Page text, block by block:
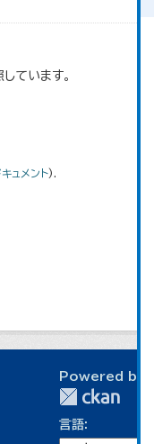
ています。
ュメント).
Powered by
言語